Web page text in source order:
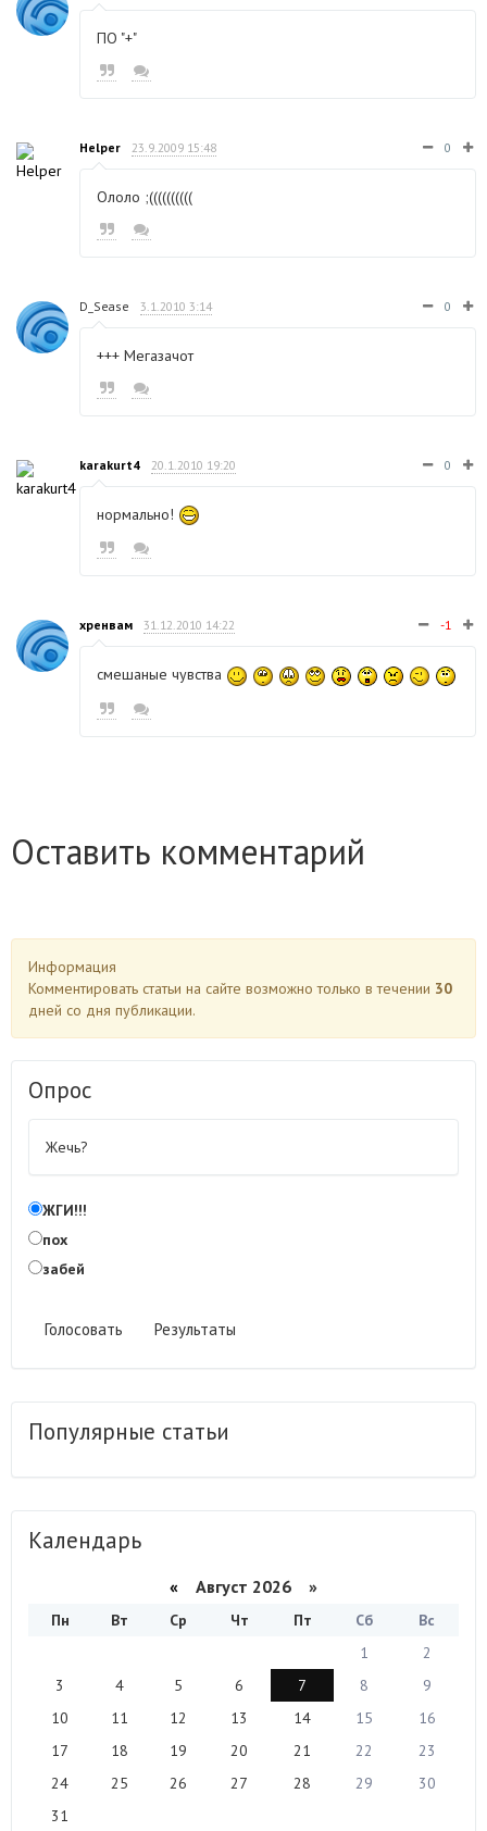
ПО "+"
Helper 23.9.2009 15:48 0
Ололо ;((((((((((
D_Sease 3.1.2010 3:14 0
+++ Мегазачот
karakurt4 20.1.2010 19:20 0
нормально!
хренвам 31.12.2010 14:22 -1
смешаные чувства
Оставить комментарий
Информация
Комментировать статьи на сайте возможно только в течении 30
дней со дня публикации.
Опрос
Жечь?
ЖГИ!!!
пох
забей
Голосовать Результаты
Популярные статьи
Календарь
« Август 2026 »
Пн Вт Ср Чт Пт Сб
Вс
1
2
3
4 5 6 7 8
9
10
11 12 13 14 15
16
17
18 19 20 21 22
23
24
25 26 27 28 29
30
31